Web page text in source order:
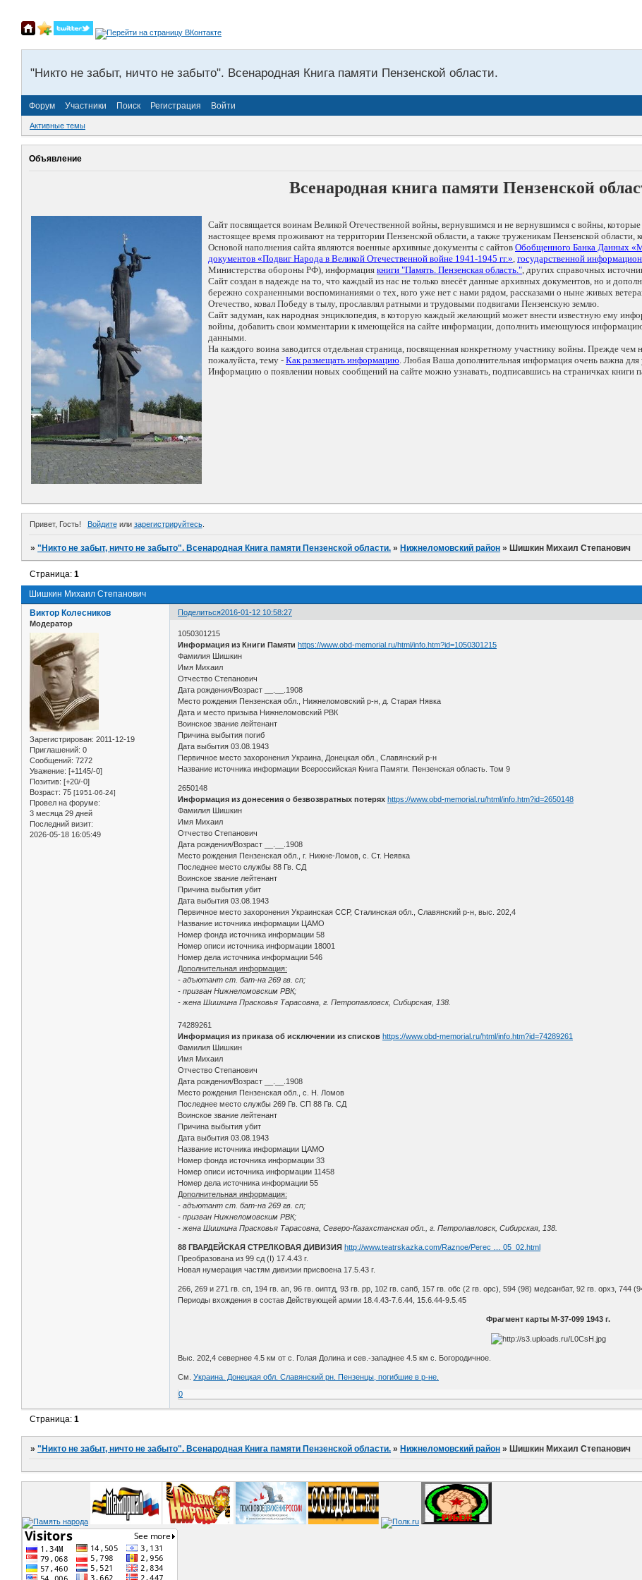
"Никто не забыт, ничто не забыто". Всенародная Книга памяти Пензенской области.
Форум Участники Поиск Регистрация Войти
Активные темы
Объявление
Всенародная книга памяти Пензенской
Сайт посвящается воинам Великой Отечественной войны, вернувшимся и не вернувшимся с войны,
настоящее время проживают на территории Пензенской области, а также труженикам Пензенской области,
Основой наполнения сайта являются военные архивные документы с сайтов Обобщенного Банка Данных
документов «Подвиг Народа в Великой Отечественной войне 1941-1945 гг.», государственной
Министерства обороны РФ), информация книги "Память. Пензенская область.", других справочных
Сайт создан в надежде на то, что каждый из нас не только внесёт данные архивных документов, но и
бережно сохраненными воспоминаниями о тех, кого уже нет с нами рядом, рассказами о ныне живых
Отечество, ковал Победу в тылу, прославлял ратными и трудовыми подвигами Пензенскую землю.
Сайт задуман, как народная энциклопедия, в которую каждый желающий может внести известную ему
войны, добавить свои комментарии к имеющейся на сайте информации, дополнить имеющуюся
данными.
На каждого воина заводится отдельная страница, посвященная конкретному участнику войны. Прежде
пожалуйста, тему - Как размещать информацию. Любая Ваша дополнительная информация очень важна для
Информацию о появлении новых сообщений на сайте можно узнавать, подписавшись на страничках книги
Привет, Гость! Войдитеили зарегистрируйтесь.
»"Никто не забыт, ничто не забыто". Всенародная Книга памяти Пензенской области. » Нижнеломовский район » Шишкин Михаил Степанович
Шишкин Михаил Степанович
Страница:1
Поделиться2016-01-12 10:58:27
Виктор Колесников
Модератор
Зарегистрирован: 2011-12-19
Приглашений: 0
Сообщений: 7272
Уважение: [+1145/-0]
Позитив: [+20/-0]
Возраст: 75 [1951-06-24]
Провел на форуме:
3 месяца 29 дней
Последний визит:
2026-05-18 16:05:49
1050301215
Информация из Книги Памяти https://www.obd-memorial.ru/html/info.htm?id=1050301215
Фамилия Шишкин
Имя Михаил
Отчество Степанович
Дата рождения/Возраст __.__.1908
Место рождения Пензенская обл., Нижнеломовский р-н, д. Старая Нявка
Дата и место призыва Нижнеломовский РВК
Воинское звание лейтенант
Причина выбытия погиб
Дата выбытия 03.08.1943
Первичное место захоронения Украина, Донецкая обл., Славянский р-н
Название источника информации Всероссийская Книга Памяти. Пензенская область. Том 9
2650148
Информация из донесения о безвозвратных потерях https://www.obd-memorial.ru/html/info.htm?id=2650148
Фамилия Шишкин
Имя Михаил
Отчество Степанович
Дата рождения/Возраст __.__.1908
Место рождения Пензенская обл., г. Нижне-Ломов, с. Ст. Неявка
Последнее место службы 88 Гв. СД
Воинское звание лейтенант
Причина выбытия убит
Дата выбытия 03.08.1943
Первичное место захоронения Украинская ССР, Сталинская обл., Славянский р-н, выс. 202,4
Название источника информации ЦАМО
Номер фонда источника информации 58
Номер описи источника информации 18001
Номер дела источника информации 546
Дополнительная информация:
- адъютант ст. бат-на 269 гв. сп;
- призван Нижнеломовским РВК;
- жена Шишкина Прасковья Тарасовна, г. Петропавловск, Сибирская, 138.
74289261
Информация из приказа об исключении из списков https://www.obd-memorial.ru/html/info.htm?id=74289261
Фамилия Шишкин
Имя Михаил
Отчество Степанович
Дата рождения/Возраст __.__.1908
Место рождения Пензенская обл., с. Н. Ломов
Последнее место службы 269 Гв. СП 88 Гв. СД
Воинское звание лейтенант
Причина выбытия убит
Дата выбытия 03.08.1943
Название источника информации ЦАМО
Номер фонда источника информации 33
Номер описи источника информации 11458
Номер дела источника информации 55
Дополнительная информация:
- адъютант ст. бат-на 269 гв. сп;
- призван Нижнеломовским РВК;
- жена Шишкина Прасковья Тарасовна, Северо-Казахстанская обл., г. Петропавловск, Сибирская, 138.
88 ГВАРДЕЙСКАЯ СТРЕЛКОВАЯ ДИВИЗИЯ http://www.teatrskazka.com/Raznoe/Perec … 05_02.html
Преобразована из 99 сд (I) 17.4.43 г.
Новая нумерация частям дивизии присвоена 17.5.43 г.
266, 269 и 271 гв. сп, 194 гв. ап, 96 гв. оиптд, 93 гв. рр, 102 гв. сапб, 157 гв. обс (2 гв. орс), 594 (98) медсанбат, 92 гв. орхз, 744
Периоды вхождения в состав Действующей армии 18.4.43-7.6.44, 15.6.44-9.5.45
Фрагмент карты М-37-099 1943 г.
Выс. 202,4 севернее 4.5 км от с. Голая Долина и сев.-западнее 4.5 км с. Богородичное.
См.Украина. Донецкая обл. Славянский рн. Пензенцы, погибшие в р-не.
0
Страница:1
»"Никто не забыт, ничто не забыто". Всенародная Книга памяти Пензенской области. »Нижнеломовский район »Шишкин Михаил Степанович